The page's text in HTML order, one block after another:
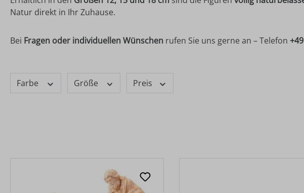
Natur direkt in Ihr Zuhause.
Bei Fragen oder individuellen Wünschen rufen Sie uns gerne an – Telefon
Farbe Größe Preis